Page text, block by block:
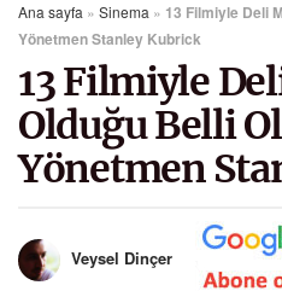
Ana sayfa » Sinema » 13 Filmiyle Deli
Yönetmen Stanley Kubrick
13 Filmiyle
Olduğu Belli
Yönetmen
Veysel Dinçer